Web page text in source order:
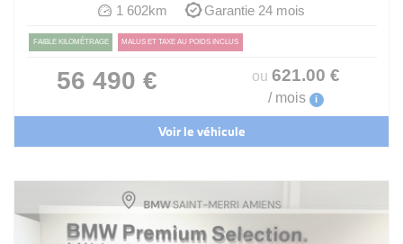
1 602km
Garantie 24 mois
FAIBLE KILOMÉTRAGE MALUS ET TAXE AU POIDS INCLUS
56 490 € ou 621.00 €
/ mois i
Voir le véhicule